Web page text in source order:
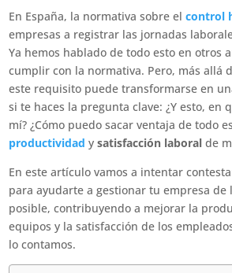
En España, la normativa sobre elcontrol
empresas a registrar las jornadas
Ya hemos hablado de todo esto en otros
cumplir con la normativa. Pero, más allá
este requisito puede transformarse en
si te haces la pregunta clave: ¿Y esto, en
mí? ¿Cómo puedo sacar ventaja de todo
productividad ysatisfacción laboral de
En este artículo vamos a intentar
para ayudarte a gestionar tu empresa de
posible, contribuyendo a mejorar la
equipos y la satisfacción de los
lo contamos.